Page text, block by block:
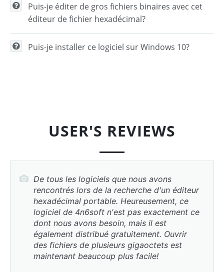
Puis-je éditer de gros fichiers binaires avec cet
éditeur de fichier hexadécimal?
Puis-je installer ce logiciel sur Windows 10?
USER'S REVIEWS
De tous les logiciels que nous avons
rencontrés lors de la recherche d'un éditeur
hexadécimal portable. Heureusement, ce
logiciel de 4n6soft n'est pas exactement ce
dont nous avons besoin, mais il est
également distribué gratuitement. Ouvrir
des fichiers de plusieurs gigaoctets est
maintenant beaucoup plus facile!